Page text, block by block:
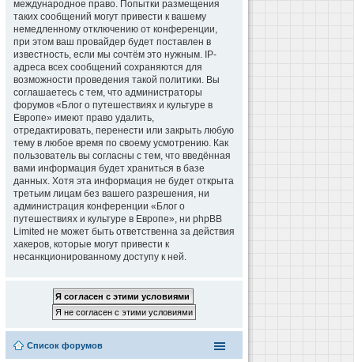
международное право. Попытки размещения
таких сообщений могут привести к вашему
немедленному отключению от конференции,
при этом ваш провайдер будет поставлен в
известность, если мы сочтём это нужным. IP-
адреса всех сообщений сохраняются для
возможности проведения такой политики. Вы
соглашаетесь с тем, что администраторы
форумов «Блог о путешествиях и культуре в
Европе» имеют право удалить,
отредактировать, перенести или закрыть любую
тему в любое время по своему усмотрению. Как
пользователь вы согласны с тем, что введённая
вами информация будет храниться в базе
данных. Хотя эта информация не будет открыта
третьим лицам без вашего разрешения, ни
администрация конференции «Блог о
путешествиях и культуре в Европе», ни phpBB
Limited не может быть ответственна за действия
хакеров, которые могут привести к
несанкционированному доступу к ней.
Список форумов